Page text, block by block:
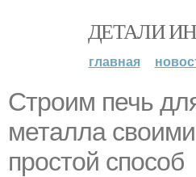
ДЕТАЛИ
главная
Строим печь
металла
простой способ